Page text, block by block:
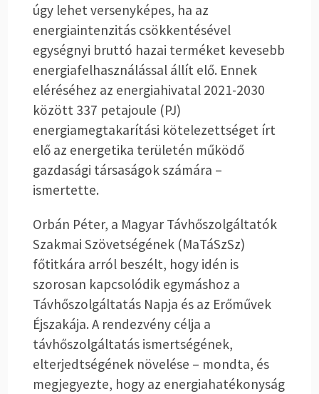
úgy lehet versenyképes, ha az
energiaintenzitás csökkentésével
egységnyi bruttó hazai terméket kevesebb
energiafelhasználással állít elő. Ennek
eléréséhez az energiahivatal 2021-2030
között 337 petajoule (PJ)
energiamegtakarítási kötelezettséget írt
elő az energetika területén működő
gazdasági társaságok számára –
ismertette.
Orbán Péter, a Magyar Távhőszolgáltatók
Szakmai Szövetségének (MaTáSzSz)
főtitkára arról beszélt, hogy idén is
szorosan kapcsolódik egymáshoz a
Távhőszolgáltatás Napja és az Erőművek
Éjszakája. A rendezvény célja a
távhőszolgáltatás ismertségének,
elterjedtségének növelése – mondta, és
megjegyezte, hogy az energiahatékonyság